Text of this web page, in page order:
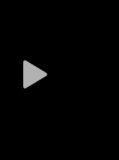
Play